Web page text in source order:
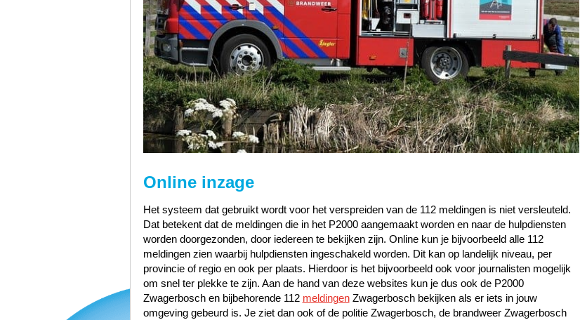
Online inzage
Het systeem dat gebruikt wordt voor het verspreiden van de 112 meldingen is niet versleuteld.
Dat betekent dat de meldingen die in het P2000 aangemaakt worden en naar de hulpdiensten
worden doorgezonden, door iedereen te bekijken zijn. Online kun je bijvoorbeeld alle 112
meldingen zien waarbij hulpdiensten ingeschakeld worden. Dit kan op landelijk niveau, per
provincie of regio en ook per plaats. Hierdoor is het bijvoorbeeld ook voor journalisten mogelijk
om snel ter plekke te zijn. Aan de hand van deze websites kun je dus ook de P2000
Zwagerbosch en bijbehorende 112 meldingenZwagerbosch bekijken als er iets in jouw
omgeving gebeurd is. Je ziet dan ook of de politie Zwagerbosch, de brandweer Zwagerbosch